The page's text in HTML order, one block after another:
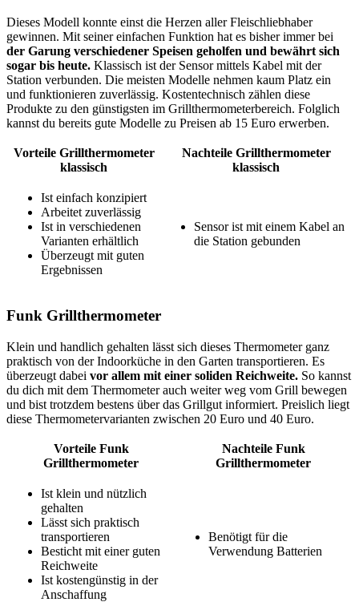
Dieses Modell konnte einst die Herzen aller Fleischliebhaber
gewinnen. Mit seiner einfachen Funktion hat es bisher immer bei
der Garung verschiedener Speisen geholfen und bewährt sich
sogar bis heute. Klassisch ist der Sensor mittels Kabel mit der
Station verbunden. Die meisten Modelle nehmen kaum Platz ein
und funktionieren zuverlässig. Kostentechnisch zählen diese
Produkte zu den günstigsten im Grillthermometerbereich. Folglich
kannst du bereits gute Modelle zu Preisen ab 15 Euro erwerben.
Vorteile Grillthermometer
klassisch
Nachteile Grillthermometer
klassisch
Ist einfach konzipiert
Arbeitet zuverlässig
Ist in verschiedenen
Varianten erhältlich
Überzeugt mit guten
Ergebnissen
Sensor ist mit einem Kabel an
die Station gebunden
Funk Grillthermometer
Klein und handlich gehalten lässt sich dieses Thermometer ganz
praktisch von der Indoorküche in den Garten transportieren. Es
überzeugt dabei vor allem mit einer soliden Reichweite. So kannst
du dich mit dem Thermometer auch weiter weg vom Grill bewegen
und bist trotzdem bestens über das Grillgut informiert. Preislich liegt
diese Thermometervarianten zwischen 20 Euro und 40 Euro.
Vorteile Funk
Grillthermometer
Nachteile Funk
Grillthermometer
Ist klein und nützlich
gehalten
Lässt sich praktisch
transportieren
Besticht mit einer guten
Reichweite
Ist kostengünstig in der
Anschaffung
Benötigt für die
Verwendung Batterien